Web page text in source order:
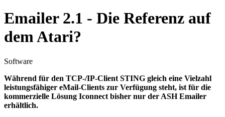
Emailer 2.1 - Die Referenz auf
dem Atari?
Software
Während für den TCP-/IP-Client STING gleich eine Vielzahl
leistungsfähiger eMail-Clients zur Verfügung steht, ist für die
kommerzielle Lösung Iconnect bisher nur der ASH Emailer
erhältlich.